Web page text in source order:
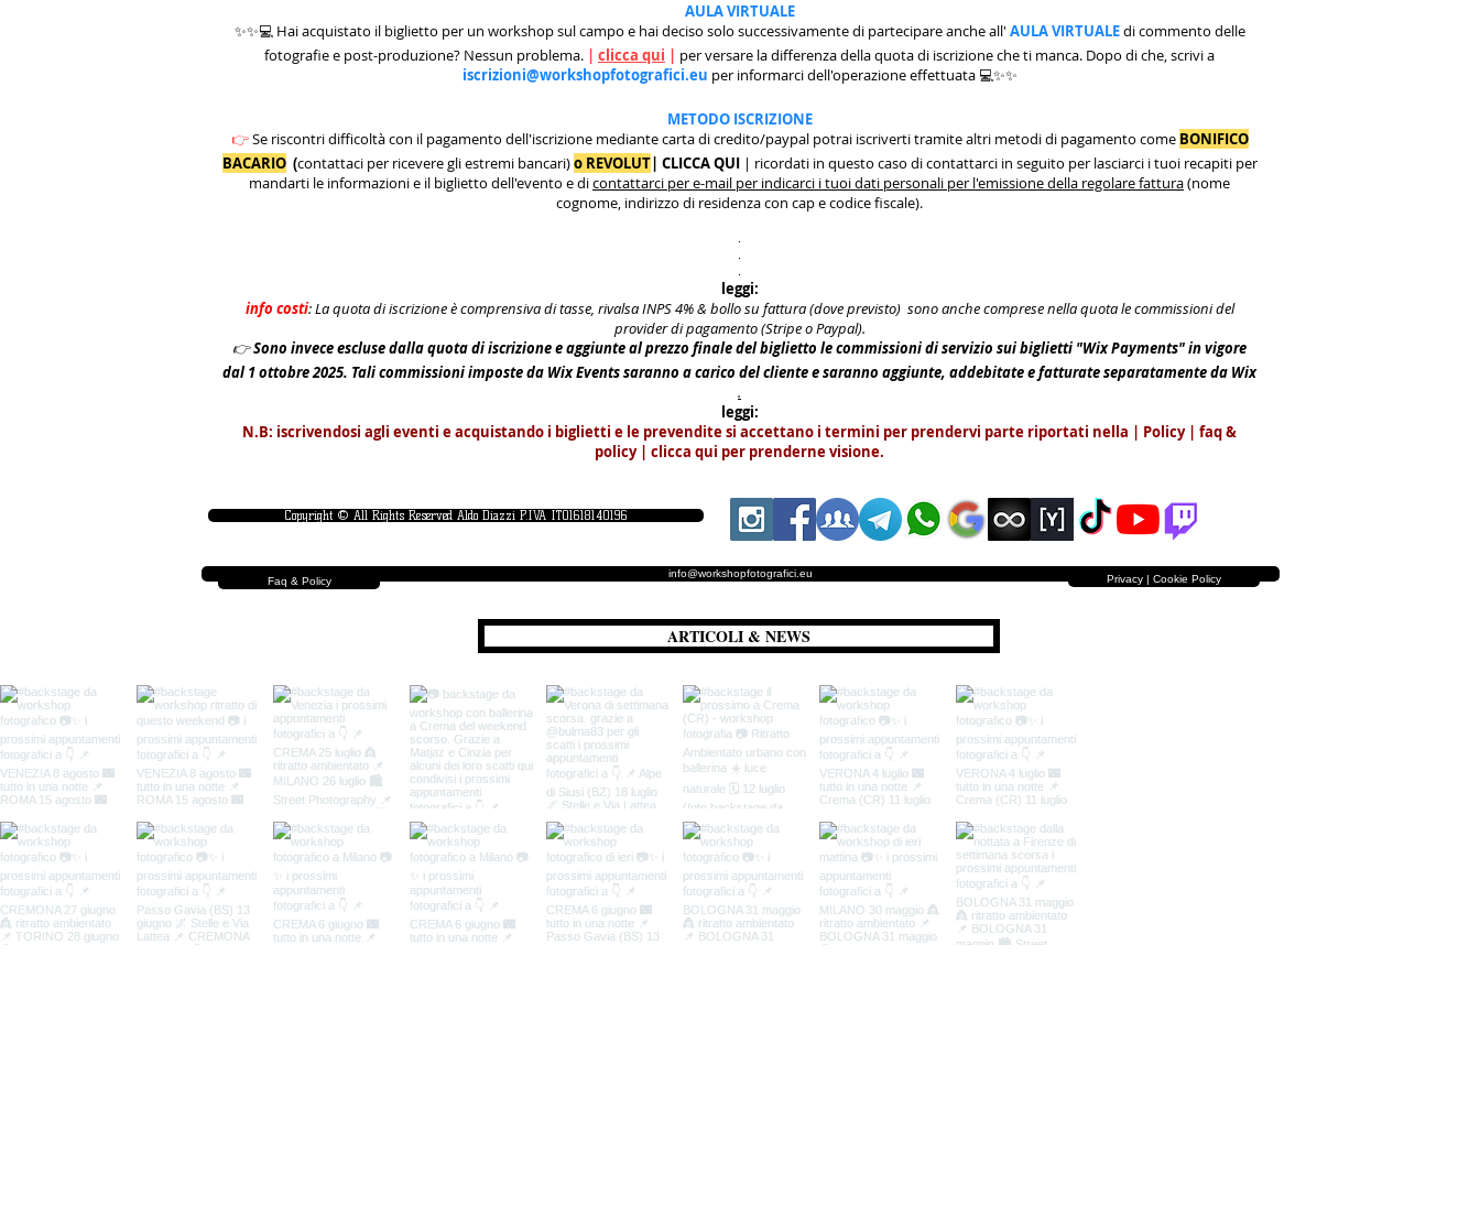
AULA VIRTUALE
✨✨💻 Hai acquistato il biglietto per un workshop sul campo e hai deciso solo successivamente di partecipare anche all' AULA VIRTUALEdi commento delle
fotografie e post-produzione? Nessun problema. | clicca qui | per versare la differenza della quota di iscrizione che ti manca. Dopo di che, scrivi a
iscrizioni@workshopfotografici.eu per informarci dell'operazione effettuata 💻✨✨
METODO ISCRIZIONE
👉Se riscontri difficoltà con il pagamento dell'iscrizione mediante carta di credito/paypal potrai iscriverti tramite altri metodi di pagamento come BONIFICO
BACARIO(contattaci per ricevere gli estremi bancari)o REVOLUT| CLICCA QUI | ricordati in questo caso di contattarci in seguito per lasciarci i tuoi recapiti per
mandarti le informazioni e il biglietto dell'evento e dicontattarci per e-mail per indicarci i tuoi dati personali per l'emissione della regolare fattura(nome
cognome, indirizzo di residenza con cap e codice fiscale).
.
.
.
leggi:
info costi: La quota di iscrizione è comprensiva di tasse, rivalsa INPS 4% & bollo su fattura (dove previsto) sono anche comprese nella quota le commissioni del
provider di pagamento (Stripe o Paypal).
👉Sono invece escluse dalla quota di iscrizione e aggiunte al prezzo finale del biglietto le commissioni di servizio sui biglietti "Wix Payments" in vigore
dal 1 ottobre 2025. Tali commissioni imposte da Wix Events saranno a carico del cliente e saranno aggiunte, addebitate e fatturate separatamente da Wix
.
leggi:
N.B: iscrivendosi agli eventi e acquistando i biglietti e le prevendite si accettano i termini per prendervi parte riportati nella | Policy | faq &
policy | clicca qui per prenderne visione.
info@workshopfotografici.eu Privacy | Cookie Policy
Faq & Policy
Copyright © All Rights Reserved Aldo Diazzi P.IVA IT01618140196
ARTICOLI & NEWS